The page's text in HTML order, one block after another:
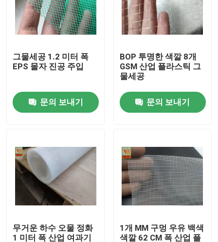
회사 소개
공장 여행
연락주세요
내밀린 플라스틱 그물세공
정원 메시 그물세공
농업 그물세공
그물세공 1.2 미터 폭
EPS 물자 진공 주입
문의 보내기
BOP 투명한 색깔 8개
GSM 산업 플라스틱 그
물세공
문의 보내기
무거운 하수 오물 정화
1 미터 폭 산업 여과기
1개 MM 구멍 우유 백색
색깔 62 CM 폭 산업 플